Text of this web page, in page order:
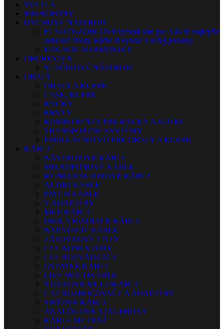
SVETLÁ
MIKROFÓNY
DYCHOVÉ NÁSTROJE
FLAUTY-ZOBCOVÉVybrali sme pre Vás tie najlepšie
zobcové flauty. Ráčte si vybrať z našej ponuky.
FÚKACIE HARMONIKY
ORCHESTER
SLÁČIKOVÉ NÁSTROJE
OBALY
OBALY A KUFRE
CASE, KUFRE
RACKY
KRYTY
KOMPONENTY PRE RACKY A KUFRE
TRANSPORTNÉ SYSTÉMY
PRÍSLUŠENSTVO PRE OBALY A KUFRE
KÁBLE
NÁSTROJOVÉ KÁBLE
MIKROFÓNOVÉ KÁBLE
REPRODUKTOROVÉ KÁBLE
AUDIO KÁBLE
PATCH KÁBLE
Y ADAPTÉRY
MIDI KÁBLE
DMX A RIADIACE KÁBLE
NAPÁJACIE KÁBLE
ZÁSUVKOVÉ LIŠTY
CEE KONEKTORY
CEE ROZVÁDZAČE
OSTATNÉ KÁBLE
LIVE MULTIKÁBLE
ŠTÚDIOVÉ MULTIKÁBLE
CAT ROZBOČOVAČE A ADAPTÉRY
SIEŤOVÉ KÁBLE
ANALÓGOVÉ STAGEBOXY
KÁBLE METRÁŽ